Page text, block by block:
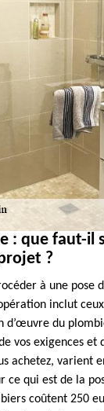
: que faut-il
?
à une pose
inclut
d’œuvre du
vos exigences et
achetez, varient
ce qui est de la
coûtent 250